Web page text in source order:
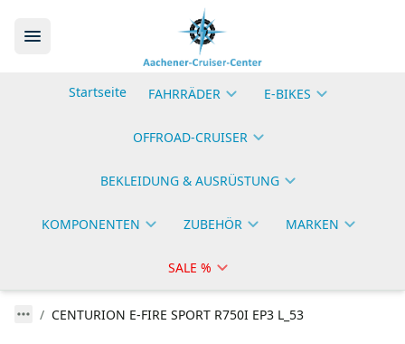
Startseite FAHRRÄDER E-BIKES
OFFROAD-CRUISER
BEKLEIDUNG & AUSRÜSTUNG
KOMPONENTEN ZUBEHÖR MARKEN
SALE %
CENTURION E-FIRE SPORT R750I EP3 L_53